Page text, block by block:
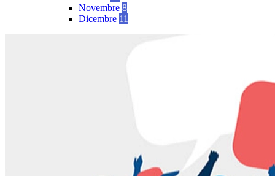
Novembre 8
Dicembre 11